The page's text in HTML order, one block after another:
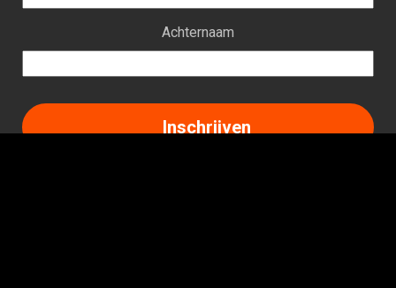
Achternaam